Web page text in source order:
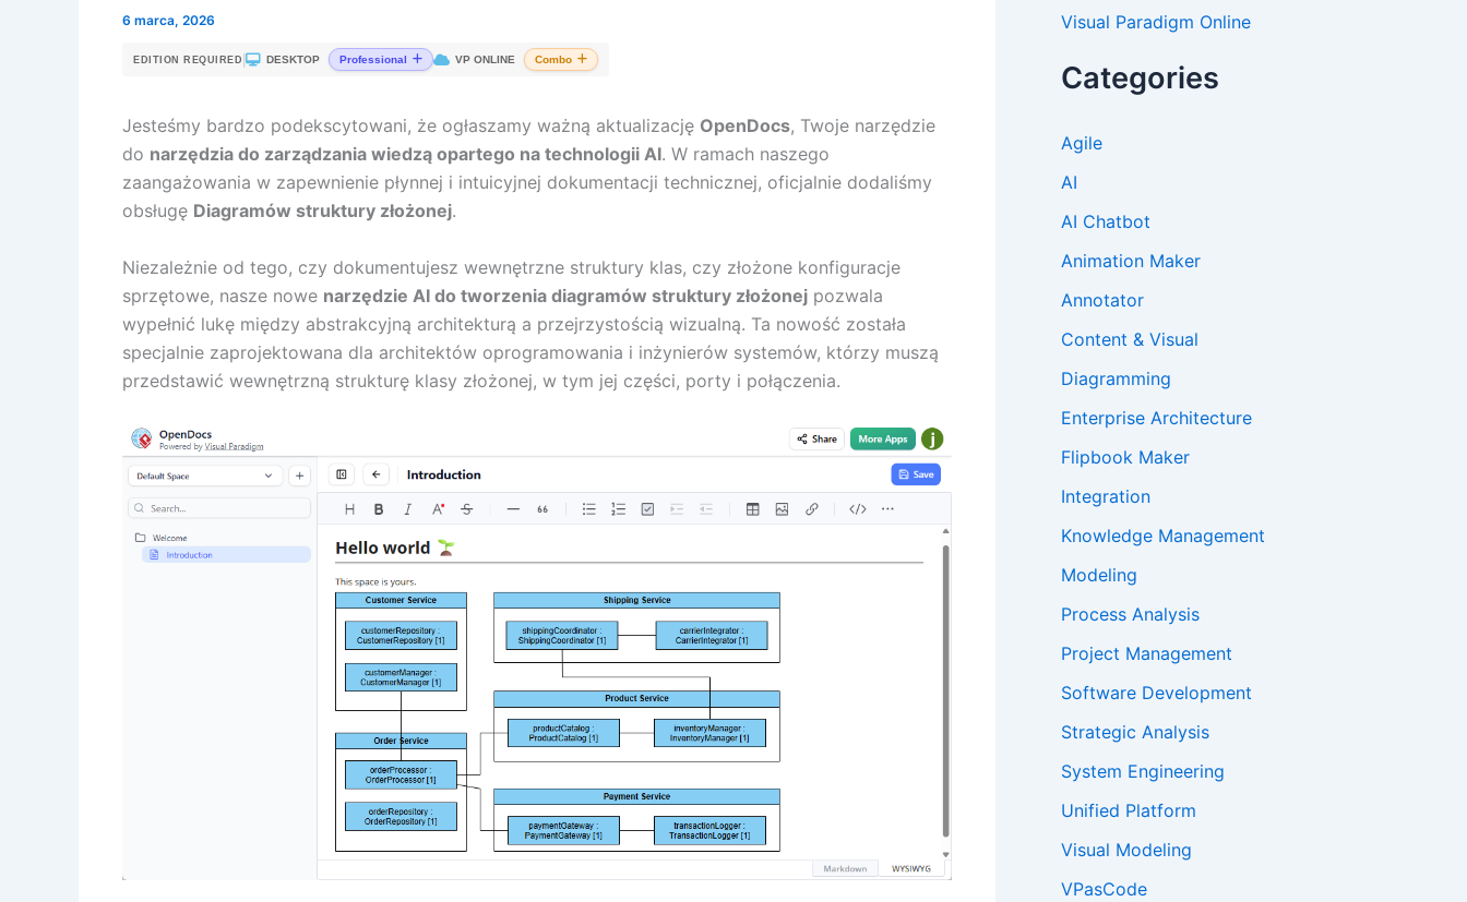
6 marca, 2026
EDITION REQUIRED DESKTOP Professional VP ONLINE Combo
Jesteśmy bardzo podekscytowani, że ogłaszamy ważną aktualizację OpenDocs, Twoje narzędzie
do narzędzia do zarządzania wiedzą opartego na technologii AI. W ramach naszego
zaangażowania w zapewnienie płynnej i intuicyjnej dokumentacji technicznej, oficjalnie dodaliśmy
obsługę Diagramów struktury złożonej.
Niezależnie od tego, czy dokumentujesz wewnętrzne struktury klas, czy złożone konfiguracje
sprzętowe, nasze nowe narzędzie AI do tworzenia diagramów struktury złożonej pozwala
wypełnić lukę między abstrakcyjną architekturą a przejrzystością wizualną. Ta nowość została
specjalnie zaprojektowana dla architektów oprogramowania i inżynierów systemów, którzy muszą
przedstawić wewnętrzną strukturę klasy złożonej, w tym jej części, porty i połączenia.
Visual Paradigm Online
Categories
Agile
AI
AI Chatbot
Animation Maker
Annotator
Content & Visual
Diagramming
Enterprise Architecture
Flipbook Maker
Integration
Knowledge Management
Modeling
Process Analysis
Project Management
Software Development
Strategic Analysis
System Engineering
Unified Platform
Visual Modeling
VPasCode